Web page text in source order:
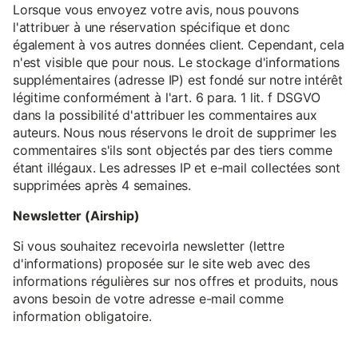
Lorsque vous envoyez votre avis, nous pouvons
l'attribuer à une réservation spécifique et donc
également à vos autres données client. Cependant, cela
n'est visible que pour nous. Le stockage d'informations
supplémentaires (adresse IP) est fondé sur notre intérêt
légitime conformément à l'art. 6 para. 1 lit. f DSGVO
dans la possibilité d'attribuer les commentaires aux
auteurs. Nous nous réservons le droit de supprimer les
commentaires s'ils sont objectés par des tiers comme
étant illégaux. Les adresses IP et e-mail collectées sont
supprimées après 4 semaines.
Newsletter (Airship)
Si vous souhaitez recevoirla newsletter (lettre
d'informations) proposée sur le site web avec des
informations régulières sur nos offres et produits, nous
avons besoin de votre adresse e-mail comme
information obligatoire.